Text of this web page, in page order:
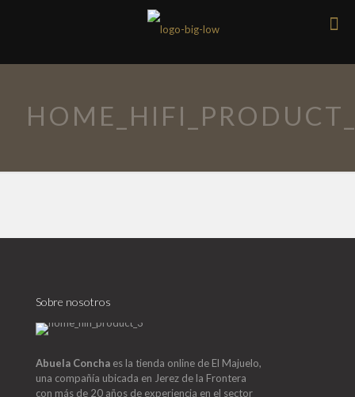
Sobre nosotros
Abuela Concha es la tienda online de El Majuelo,
una compañía ubicada en Jerez de la Frontera
con más de 20 años de experiencia en el sector